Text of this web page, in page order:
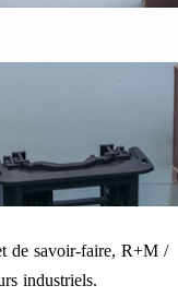
de savoir-faire, R+M /
industriels.